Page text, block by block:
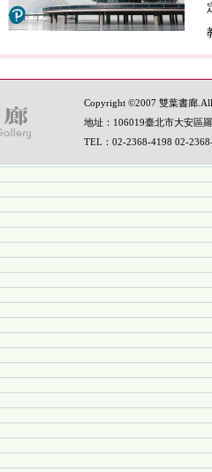
Copyright ©2007 雙葉書廊.All
地址：106019臺北市大安區
TEL：02-2368-4198 02-